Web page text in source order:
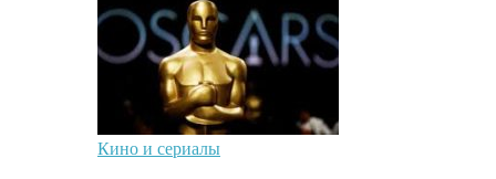
Кино и сериалы